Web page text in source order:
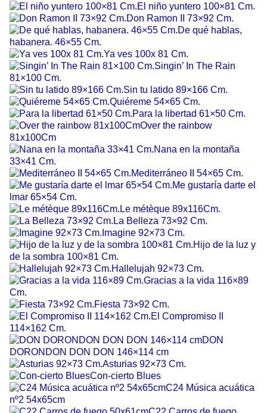
El niño yuntero 100×81 Cm.
Don Ramon II 73×92 Cm.
De qué hablas,
habanera. 46×55 Cm.
Ya ves 100x 81 Cm.
Singin’ In The Rain
81×100 Cm.
Sin tu latido 89×166 Cm.
Quiéreme 54×65 Cm.
Para la libertad 61×50 Cm.
Over the rainbow
81x100Cm
Nana en la montaña
33×41 Cm.
Mediterráneo II 54×65 Cm.
Me gustaría darte el
lmar 65×54 Cm.
Le métèque 89x116Cm.
La Belleza 73×92 Cm.
Imagine 92×73 Cm.
Hijo de la luz y
de la sombra 100×81 Cm.
Hallelujah 92×73 Cm.
Gracias a la vida 116×89
Cm.
Fiesta 73×92 Cm.
El Compromiso II
114×162 Cm.
DON
DORONDON DON DON 146×114 cm
Asturias 92×73 Cm.
Con-cierto Blues
C24 Música acuática
nº2 54x65cm